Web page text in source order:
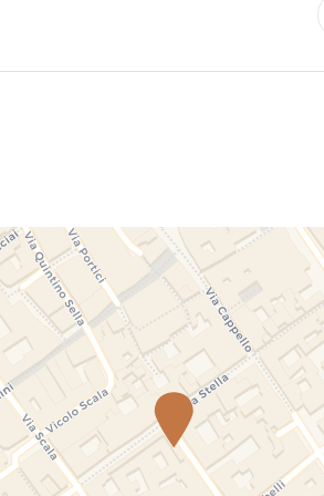
Amarone Escape è più di
lusso discreto e pensato